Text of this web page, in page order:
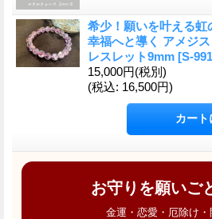
希少！願いを叶える虹
幸福へと導く アメジ
レスレット9mm [S-
15,000円(税別)
(税込: 16,500円)
お守りを願いご
金運・恋愛・厄除け